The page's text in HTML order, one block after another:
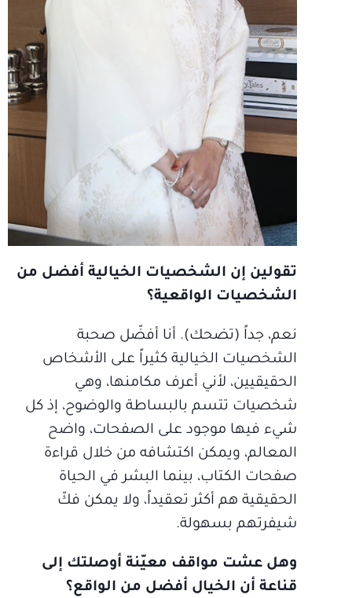
تقولين إن الشخصيات الخيالية أفضل من
الشخصيات الواقعية؟
نعم، جداً (تضحك). أنا أفضّل صحبة
الشخصيات الخيالية كثيراً على الأشخاص
الحقيقيين، لأني أعرف مكامنها، وهي
شخصيات تتسم بالبساطة والوضوح، إذ كل
شيء فيها موجود على الصفحات، واضح
المعالم، ويمكن اكتشافه من خلال قراءة
صفحات الكتاب، بينما البشر في الحياة
الحقيقية هم أكثر تعقيداً، ولا يمكن فكّ
شيفرتهم بسهولة.
وهل عشت مواقف معيّنة أوصلتك إلى
قناعة أن الخيال أفضل من الواقع؟